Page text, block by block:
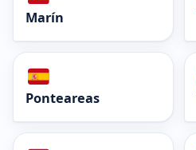
Marín
Ponteareas